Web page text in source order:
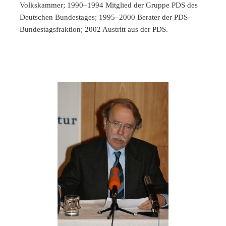
Volkskammer; 1990–1994 Mitglied der Gruppe PDS des
Deutschen Bundestages; 1995–2000 Berater der PDS-
Bundestagsfraktion; 2002 Austritt aus der PDS.